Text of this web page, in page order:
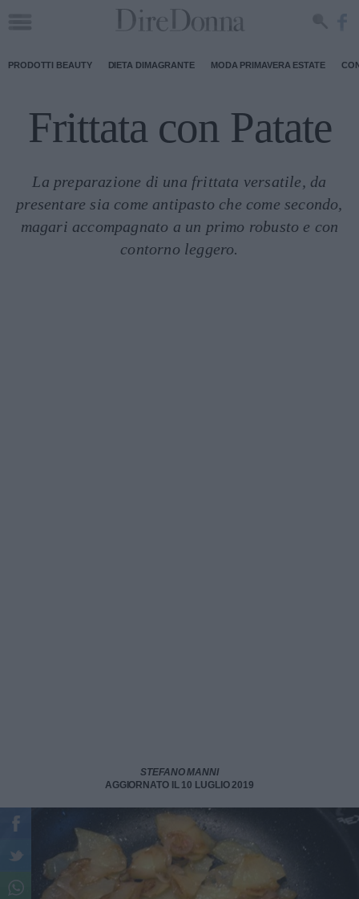
PRODOTTI BEAUTY DIETA DIMAGRANTE MODA PRIMAVERA ESTATE
Frittata con Patate
La preparazione di una frittata versatile, da
presentare sia come antipasto che come secondo,
magari accompagnato a un primo robusto e con
contorno leggero.
STEFANO MANNI
AGGIORNATO IL 10 LUGLIO 2019